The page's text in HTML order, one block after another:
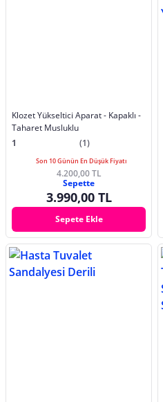
Klozet Yükseltici Aparat - Kapaklı -
Taharet Musluklu
1
(1)
Son 10 Günün En Düşük Fiyatı
4.200,00 TL
Sepette
3.990,00 TL
Sepete Ekle